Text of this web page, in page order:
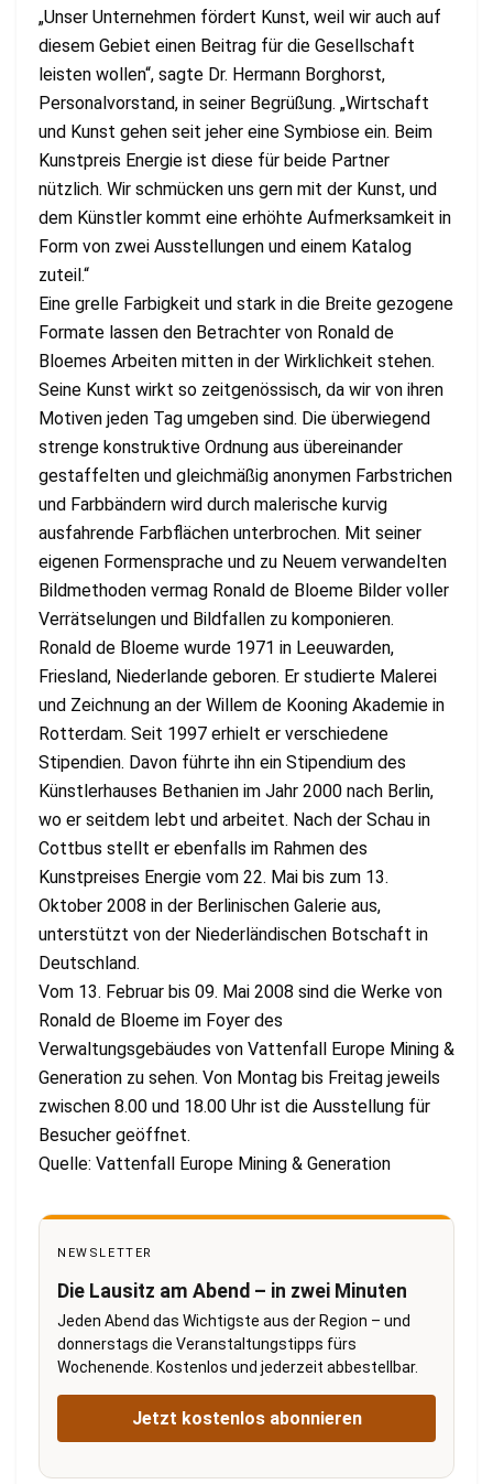
„Unser Unternehmen fördert Kunst, weil wir auch auf
diesem Gebiet einen Beitrag für die Gesellschaft
leisten wollen“, sagte Dr. Hermann Borghorst,
Personalvorstand, in seiner Begrüßung. „Wirtschaft
und Kunst gehen seit jeher eine Symbiose ein. Beim
Kunstpreis Energie ist diese für beide Partner
nützlich. Wir schmücken uns gern mit der Kunst, und
dem Künstler kommt eine erhöhte Aufmerksamkeit in
Form von zwei Ausstellungen und einem Katalog
zuteil.“
Eine grelle Farbigkeit und stark in die Breite gezogene
Formate lassen den Betrachter von Ronald de
Bloemes Arbeiten mitten in der Wirklichkeit stehen.
Seine Kunst wirkt so zeitgenössisch, da wir von ihren
Motiven jeden Tag umgeben sind. Die überwiegend
strenge konstruktive Ordnung aus übereinander
gestaffelten und gleichmäßig anonymen Farbstrichen
und Farbbändern wird durch malerische kurvig
ausfahrende Farbflächen unterbrochen. Mit seiner
eigenen Formensprache und zu Neuem verwandelten
Bildmethoden vermag Ronald de Bloeme Bilder voller
Verrätselungen und Bildfallen zu komponieren.
Ronald de Bloeme wurde 1971 in Leeuwarden,
Friesland, Niederlande geboren. Er studierte Malerei
und Zeichnung an der Willem de Kooning Akademie in
Rotterdam. Seit 1997 erhielt er verschiedene
Stipendien. Davon führte ihn ein Stipendium des
Künstlerhauses Bethanien im Jahr 2000 nach Berlin,
wo er seitdem lebt und arbeitet. Nach der Schau in
Cottbus stellt er ebenfalls im Rahmen des
Kunstpreises Energie vom 22. Mai bis zum 13.
Oktober 2008 in der Berlinischen Galerie aus,
unterstützt von der Niederländischen Botschaft in
Deutschland.
Vom 13. Februar bis 09. Mai 2008 sind die Werke von
Ronald de Bloeme im Foyer des
Verwaltungsgebäudes von Vattenfall Europe Mining &
Generation zu sehen. Von Montag bis Freitag jeweils
zwischen 8.00 und 18.00 Uhr ist die Ausstellung für
Besucher geöffnet.
Quelle: Vattenfall Europe Mining & Generation
NEWSLETTER
Die Lausitz am Abend – in zwei Minuten
Jeden Abend das Wichtigste aus der Region – und
donnerstags die Veranstaltungstipps fürs
Wochenende. Kostenlos und jederzeit abbestellbar.
Jetzt kostenlos abonnieren